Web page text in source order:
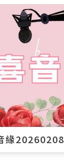
緣20260208